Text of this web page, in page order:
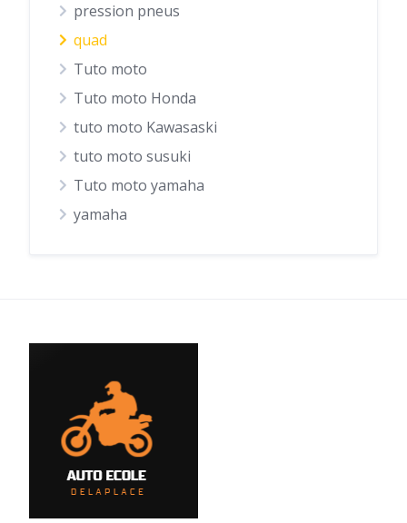
pression pneus
quad
Tuto moto
Tuto moto Honda
tuto moto Kawasaski
tuto moto susuki
Tuto moto yamaha
yamaha